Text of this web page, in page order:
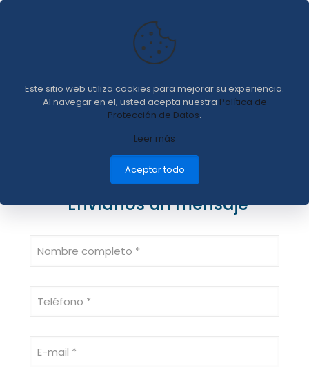
Envíanos un mensaje
Este sitio web utiliza cookies para mejorar su experiencia.
Al navegar en el, usted acepta nuestra Política de
Protección de Datos.
Leer más
Aceptar todo